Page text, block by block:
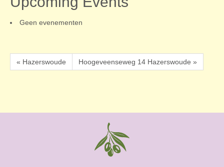
Geen evenementen
« Hazerswoude Hoogeveenseweg 14 Hazerswoude »